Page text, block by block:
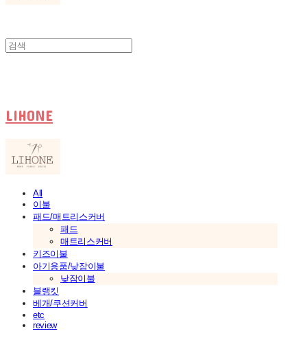
LIHONE
All
이불
패드/매트리스커버
패드
매트리스커버
키즈이불
아기용품/낮잠이불
낮잠이불
블랭킷
베개/쿠션커버
etc
review